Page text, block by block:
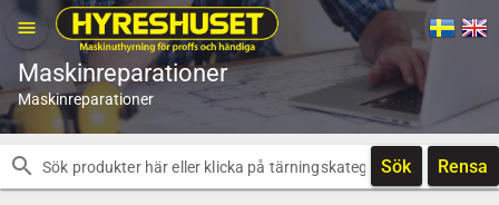
menu
Maskinreparationer
Maskinreparationer
search Sök Rensa